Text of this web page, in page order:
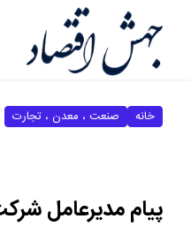
خانه صنعت ، معدن ، تجارت
پیام مدیرعامل